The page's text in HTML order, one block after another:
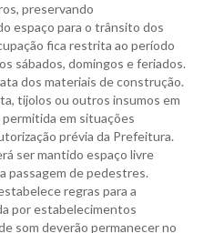
preservando
espaço para o trânsito dos
fica restrita ao período
sábados, domingos e feriados.
dos materiais de construção.
tijolos ou outros insumos em
em situações
prévia da Prefeitura.
ser mantido espaço livre
passagem de pedestres.
regras para a
por estabelecimentos
som deverão permanecer no